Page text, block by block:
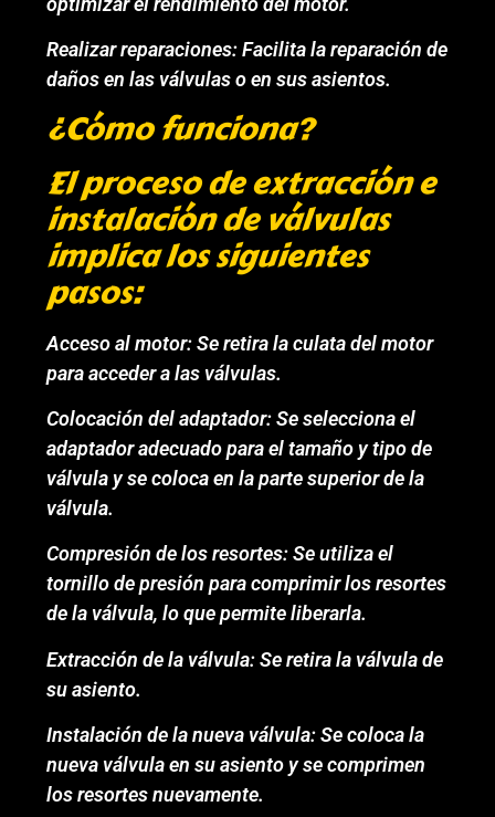
Realizar reparaciones: Facilita la reparación de
daños en las válvulas o en sus asientos.
¿Cómo funciona?
El proceso de extracción e
instalación de válvulas
implica los siguientes
pasos:
Acceso al motor: Se retira la culata del motor
para acceder a las válvulas.
Colocación del adaptador: Se selecciona el
adaptador adecuado para el tamaño y tipo de
válvula y se coloca en la parte superior de la
válvula.
Compresión de los resortes: Se utiliza el
tornillo de presión para comprimir los resortes
de la válvula, lo que permite liberarla.
Extracción de la válvula: Se retira la válvula de
su asiento.
Instalación de la nueva válvula: Se coloca la
nueva válvula en su asiento y se comprimen
los resortes nuevamente.